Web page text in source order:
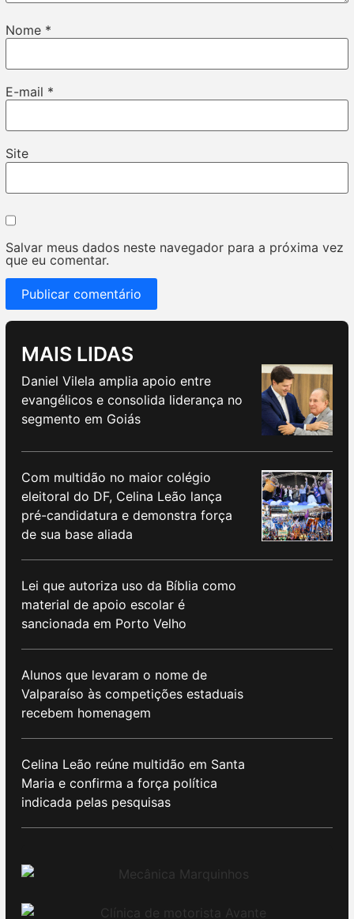
Nome *
E-mail *
Site
Salvar meus dados neste navegador para a próxima vez
que eu comentar.
MAIS LIDAS
Daniel Vilela amplia apoio entre
evangélicos e consolida liderança no
segmento em Goiás
Com multidão no maior colégio
eleitoral do DF, Celina Leão lança
pré-candidatura e demonstra força
de sua base aliada
Lei que autoriza uso da Bíblia como
material de apoio escolar é
sancionada em Porto Velho
Alunos que levaram o nome de
Valparaíso às competições estaduais
recebem homenagem
Celina Leão reúne multidão em Santa
Maria e confirma a força política
indicada pelas pesquisas